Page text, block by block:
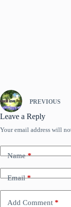
PREVIOUS
Leave a Reply
Your email address will
Name*
Email*
Add Comment *